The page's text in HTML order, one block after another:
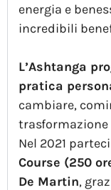
energia e
incredibili
L’Ashtanga
pratica
cambiare,
trasformazione
Nel 2021
Course (250
De Martin,